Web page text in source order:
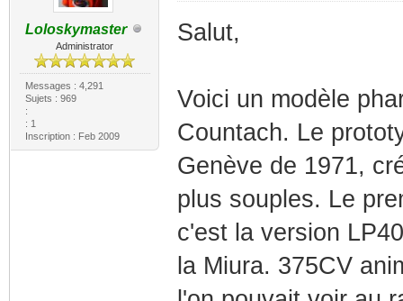
Loloskymaster
Administrator
Messages : 4,291
Sujets : 969
:
: 1
Inscription : Feb 2009
Salut,
Voici un modèle
Countach. Le
Genève de 1971,
plus souples. Le
c'est la version
la Miura. 375CV